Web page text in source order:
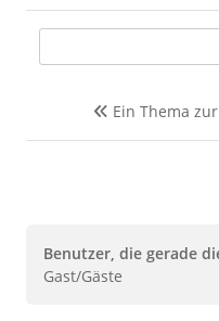
Ein Thema
Benutzer, die gerade
Gast/Gäste